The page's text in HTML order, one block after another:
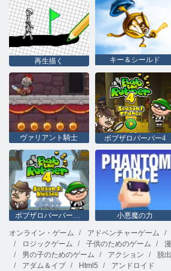
再生描く キー＆シールド
ヴァリアント騎士 ボブザロバーバー4
ボブザロバーバー4：シーズン2ロシア 小悪魔の力
オンライン・ゲーム
アドベンチャーゲーム
ロジックゲーム
子供のためのゲーム
男の子のためのゲーム
アクション 脱出
アダム＆イブ
Html5 アンドロイド